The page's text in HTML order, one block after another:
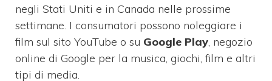
negli Stati Uniti e in Canada nelle prossime
settimane. I consumatori possono noleggiare i
film sul sito YouTube o su Google Play, negozio
online di Google per la musica, giochi, film e altri
tipi di media.